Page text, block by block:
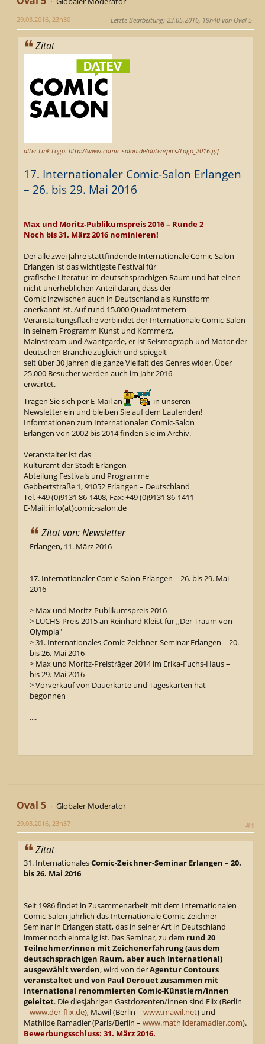
29.03.2016, 23h30 Letzte Bearbeitung: 23.05.2016, 19h40 von Oval 5
Zitat
alter Link Logo: http://www.comic-salon.de/daten/pics/Logo_2016.gif
17. Internationaler Comic-Salon Erlangen
– 26. bis 29. Mai 2016
Max und Moritz-Publikumspreis 2016 – Runde 2
Noch bis 31. März 2016 nominieren!
Der alle zwei Jahre stattfindende Internationale Comic-Salon
Erlangen ist das wichtigste Festival für
grafische Literatur im deutschsprachigen Raum und hat einen
nicht unerheblichen Anteil daran, dass der
Comic inzwischen auch in Deutschland als Kunstform
anerkannt ist. Auf rund 15.000 Quadratmetern
Veranstaltungsfläche verbindet der Internationale Comic-Salon
in seinem Programm Kunst und Kommerz,
Mainstream und Avantgarde, er ist Seismograph und Motor der
deutschen Branche zugleich und spiegelt
seit über 30 Jahren die ganze Vielfalt des Genres wider. Über
25.000 Besucher werden auch im Jahr 2016
erwartet.
Tragen Sie sich per E-Mail an
in unseren
Newsletter ein und bleiben Sie auf dem Laufenden!
Informationen zum Internationalen Comic-Salon
Erlangen von 2002 bis 2014 finden Sie im Archiv.
Veranstalter ist das
Kulturamt der Stadt Erlangen
Abteilung Festivals und Programme
Gebbertstraße 1, 91052 Erlangen – Deutschland
Tel. +49 (0)9131 86-1408, Fax: +49 (0)9131 86-1411
E-Mail: info(at)comic-salon.de
Zitat von: Newsletter
Erlangen, 11. März 2016
17. Internationaler Comic-Salon Erlangen – 26. bis 29. Mai
2016
> Max und Moritz-Publikumspreis 2016
> LUCHS-Preis 2015 an Reinhard Kleist für ,,Der Traum von
Olympia"
> 31. Internationales Comic-Zeichner-Seminar Erlangen – 20.
bis 26. Mai 2016
> Max und Moritz-Preisträger 2014 im Erika-Fuchs-Haus –
bis 29. Mai 2016
> Vorverkauf von Dauerkarte und Tageskarten hat
begonnen
....
Oval 5
Globaler Moderator
#1
29.03.2016, 23h37
Zitat
31. InternationalesComic-Zeichner-Seminar Erlangen – 20.
bis 26. Mai 2016
Seit 1986 findet in Zusammenarbeit mit dem Internationalen
Comic-Salon jährlich das Internationale Comic-Zeichner-
Seminar in Erlangen statt, das in seiner Art in Deutschland
immer noch einmalig ist. Das Seminar, zu dem rund 20
Teilnehmer/innen mit Zeichenerfahrung (aus dem
deutschsprachigen Raum, aber auch international)
ausgewählt werden, wird von derAgentur Contours
veranstaltet und von Paul Derouet zusammen mit
international renommierten Comic-Künstlern/innen
geleitet. Die diesjährigen Gastdozenten/innen sind Flix (Berlin
– www.der-flix.de), Mawil (Berlin – www.mawil.net) und
Mathilde Ramadier (Paris/Berlin – www.mathilderamadier.com).
Bewerbungsschluss: 31. März 2016.